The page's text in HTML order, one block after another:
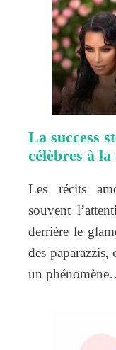
La success
célèbres à la
Les récits
souvent
derrière le
des paparazzis,
un